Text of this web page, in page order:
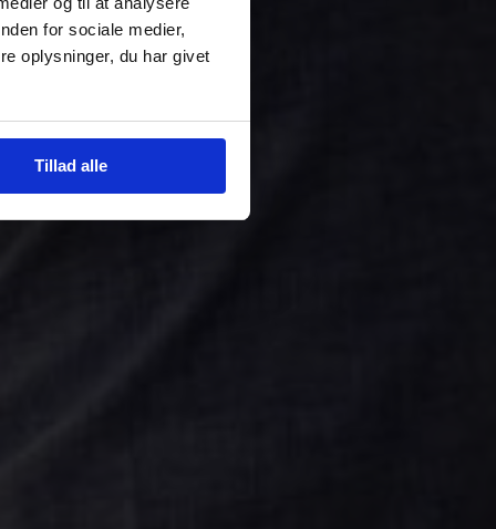
for sociale medier,
oplysninger, du har givet
Tillad alle